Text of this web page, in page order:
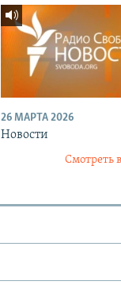
26 МАРТА 2026
Новости
Смотреть